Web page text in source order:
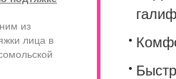
из
лица в